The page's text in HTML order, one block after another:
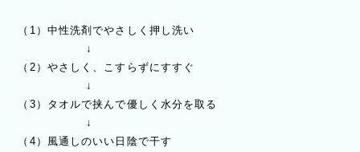
（1）中性洗剤でやさしく押し洗い
↓
（2）やさしく、こすらずにすすぐ
↓
（3）タオルで挟んで優しく水分を取る
↓
（4）風通しのいい日陰で干す